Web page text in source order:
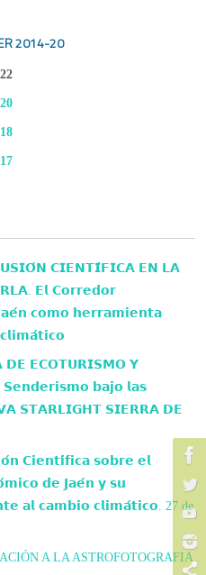
2014-20
𝗖𝗜𝗘𝗡𝗧𝗜́𝗙𝗜𝗖𝗔 𝗘𝗡 𝗟𝗔
𝗘𝗹 𝗖𝗼𝗿𝗿𝗲𝗱𝗼𝗿
𝗰𝗼𝗺𝗼 𝗵𝗲𝗿𝗿𝗮𝗺𝗶𝗲𝗻𝘁𝗮
𝗗𝗘 𝗘𝗖𝗢𝗧𝗨𝗥𝗜𝗦𝗠𝗢 𝗬
𝗯𝗮𝗷𝗼 𝗹𝗮𝘀
𝗦𝗧𝗔𝗥𝗟𝗜𝗚𝗛𝗧 𝗦𝗜𝗘𝗥𝗥𝗔 𝗗𝗘
𝗖𝗶𝗲𝗻𝘁𝗶́𝗳𝗶𝗰𝗮 𝘀𝗼𝗯𝗿𝗲 𝗲𝗹
𝗱𝗲 𝗝𝗮𝗲́𝗻 𝘆 𝘀𝘂
𝗮𝗹 𝗰𝗮𝗺𝗯𝗶𝗼 𝗰𝗹𝗶𝗺𝗮́𝘁𝗶𝗰𝗼. 27 de
A LA ASTROFOTOGRAFIA